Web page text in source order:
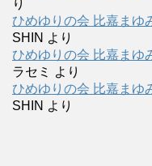
り
ひめゆりの会 比嘉まゆ
SHIN より
ひめゆりの会 比嘉まゆ
ラセミ
より
ひめゆりの会 比嘉まゆ
SHIN より